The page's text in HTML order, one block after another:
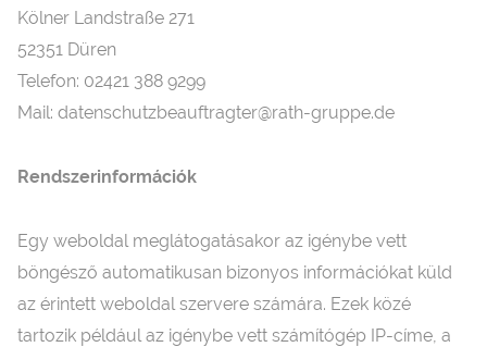
Kölner Landstraße 271
52351 Düren
Telefon: 02421 388 9299
Mail: datenschutzbeauftragter@rath-gruppe.de
Rendszerinformációk
Egy weboldal meglátogatásakor az igénybe vett
böngésző automatikusan bizonyos információkat küld
az érintett weboldal szervere számára. Ezek közé
tartozik például az igénybe vett számítógép IP-címe, a